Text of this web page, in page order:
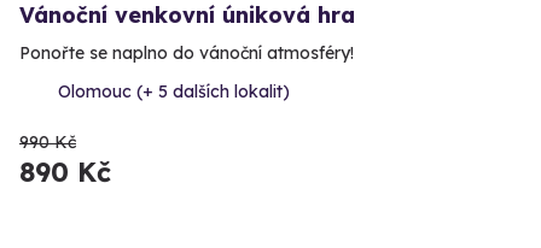
Vánoční venkovní úniková hra
Ponořte se naplno do vánoční atmosféry!
Olomouc (+ 5 dalších lokalit)
990 Kč
890 Kč